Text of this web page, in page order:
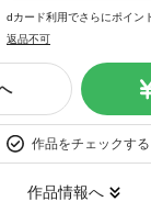
dカード利用でさらにポイン
返品不可
作品をチェックする
作品情報へ